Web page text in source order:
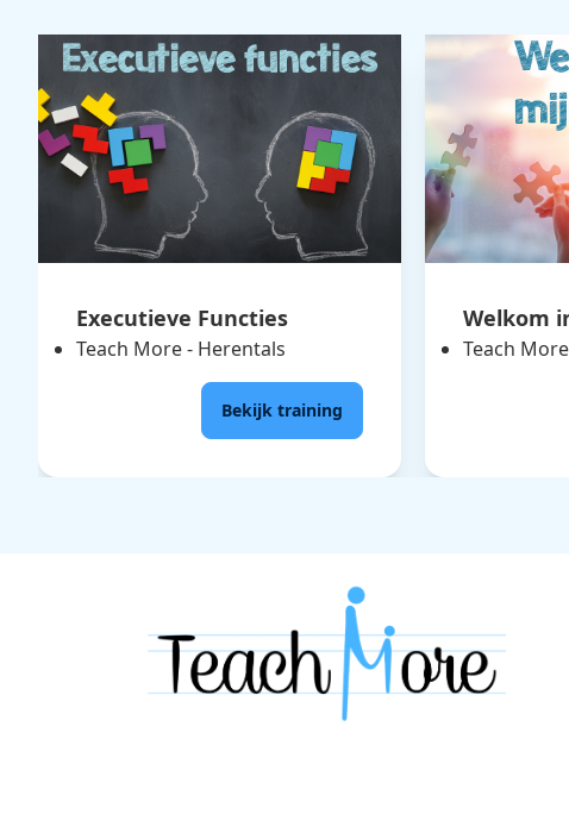
Executieve Functies
Teach More - Herentals
Bekijk training
Welkom
Teach